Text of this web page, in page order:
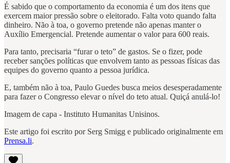
É sabido que o comportamento da economia é um dos itens que
exercem maior pressão sobre o eleitorado. Falta voto quando falta
dinheiro. Não à toa, o governo pretende não apenas manter o
Auxílio Emergencial. Pretende aumentar o valor para 600 reais.
Para tanto, precisaria “furar o teto” de gastos. Se o fizer, pode
receber sanções políticas que envolvem tanto as pessoas físicas das
equipes do governo quanto a pessoa jurídica.
E, também não à toa, Paulo Guedes busca meios desesperadamente
para fazer o Congresso elevar o nível do teto atual. Quiçá anulá-lo!
Imagem de capa - Instituto Humanitas Unisinos.
Este artigo foi escrito por Serg Smigg e publicado originalmente em
Prensa.li.